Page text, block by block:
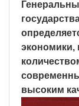
экономики,
высоким